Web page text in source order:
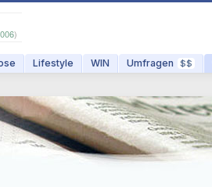
)
Lifestyle WIN Umfragen $$